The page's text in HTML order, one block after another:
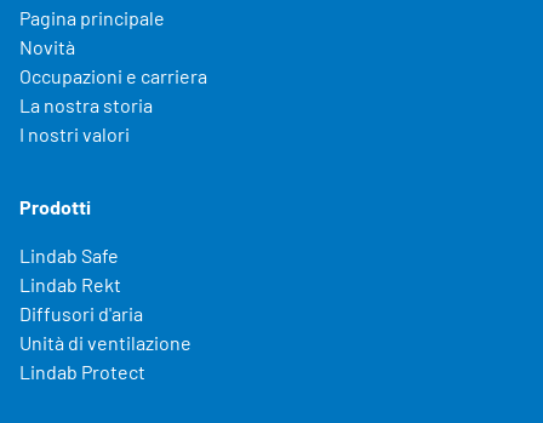
Pagina principale
Novità
Occupazioni e carriera
La nostra storia
I nostri valori
Prodotti
Lindab Safe
Lindab Rekt
Diffusori d'aria
Unità di ventilazione
Lindab Protect